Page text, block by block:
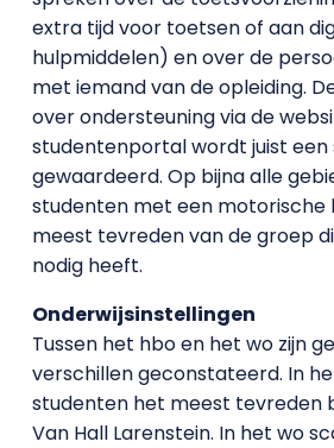
extra tijd voor toetsen of aan
hulpmiddelen) en over de
met iemand van de opleiding.
over ondersteuning via de
studentenportal wordt juist een
gewaardeerd. Op bijna alle
studenten met een motorische
meest tevreden van de groep
nodig heeft.
Onderwijsinstellingen
Tussen het hbo en het wo zijn
verschillen geconstateerd. In
studenten het meest tevreden
Van Hall Larenstein. In het wo